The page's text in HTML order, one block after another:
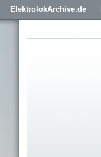
ElektrolokArchive.de